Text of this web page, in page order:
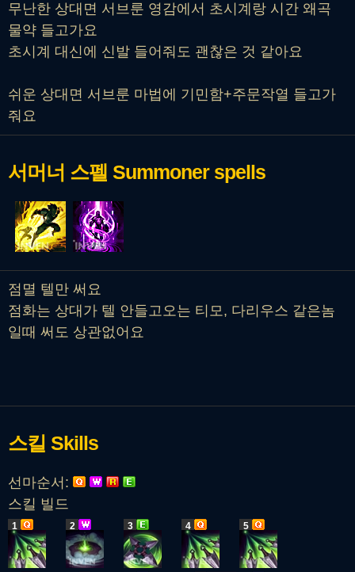
무난한 상대면 서브룬 영감에서 초시계랑 시간 왜곡
물약 들고가요
초시계 대신에 신발 들어줘도 괜찮은 것 같아요
쉬운 상대면 서브룬 마법에 기민함+주문작열 들고가
줘요
서머너 스펠 Summoner spells
점멸 텔만 써요
점화는 상대가 텔 안들고오는 티모, 다리우스 같은놈
일때 써도 상관없어요
스킬 Skills
선마순서:
스킬 빌드
1 2 3 4 5